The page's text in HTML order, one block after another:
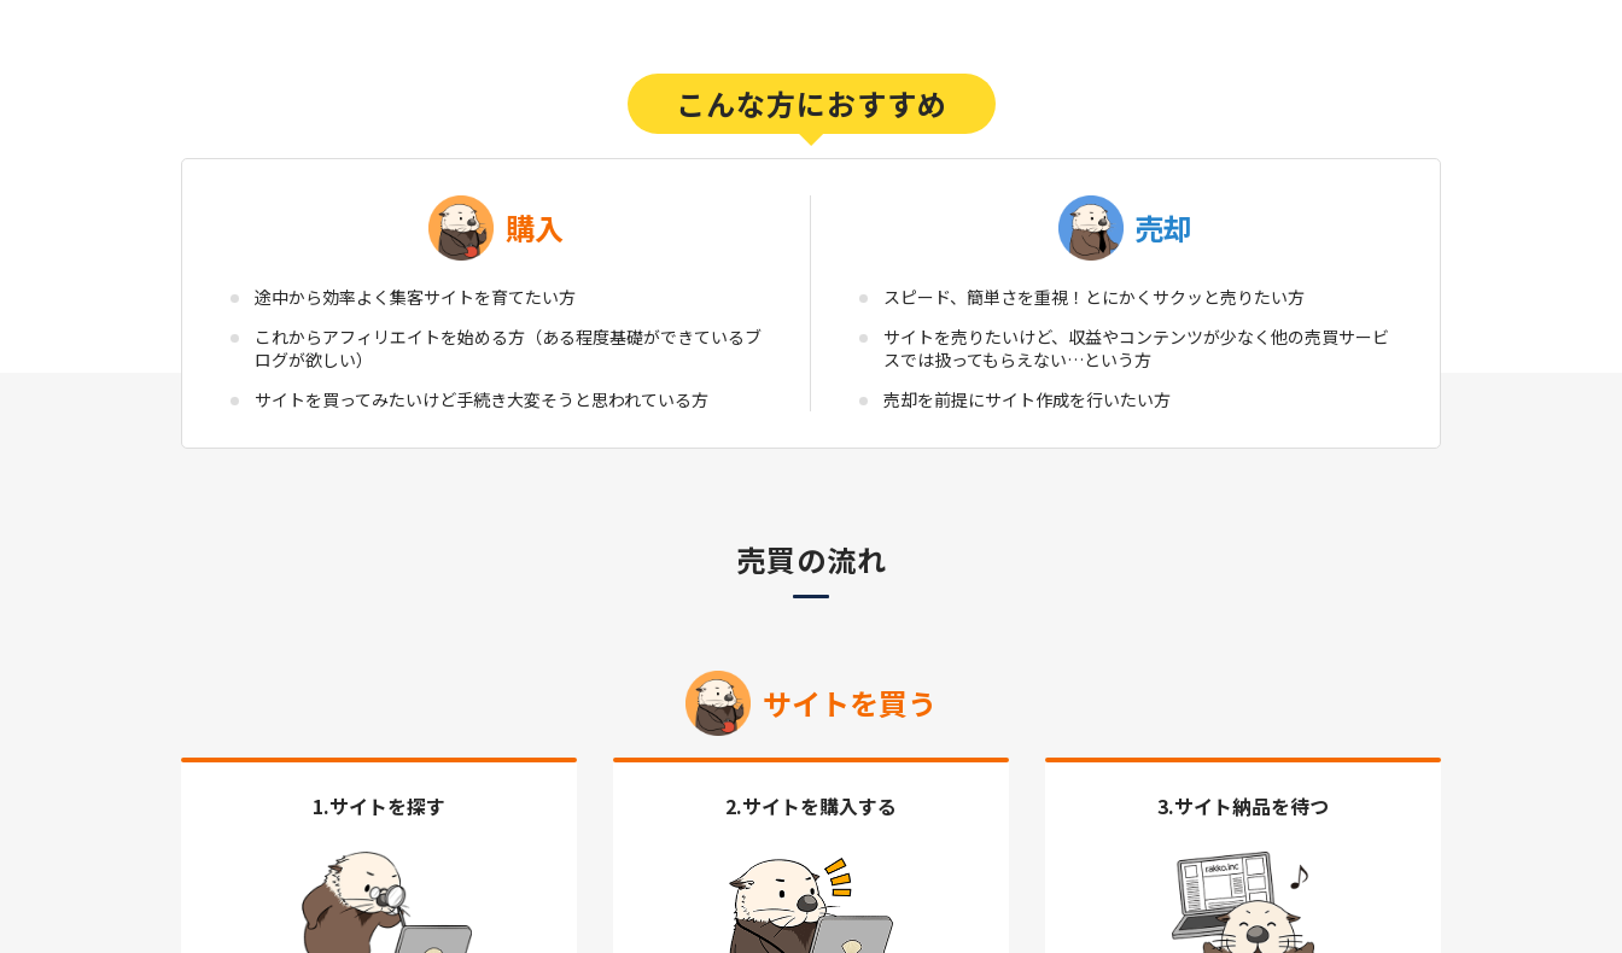
購入
途中から効率よく集客サイトを育てたい方
これからアフィリエイトを始める方（ある程度基礎ができているブ
ログが欲しい）
サイトを買ってみたいけど手続き大変そうと思われている方
売却
スピード、簡単さを重視！とにかくサクッと売りたい方
サイトを売りたいけど、収益やコンテンツが少なく他の売買サービ
スでは扱ってもらえない…という方
売却を前提にサイト作成を行いたい方
売買の流れ
サイトを買う
1.サイトを探す 2.サイトを購入する 3.サイト納品を待つ